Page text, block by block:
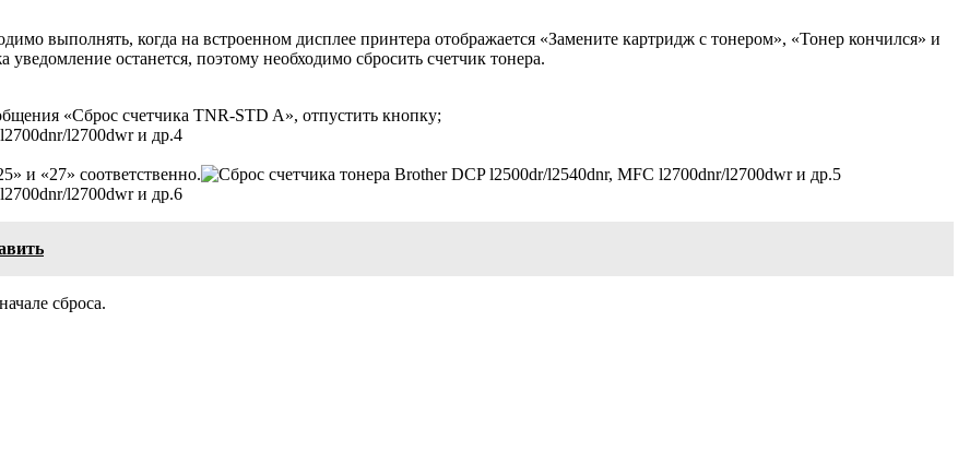
выполнять, когда на встроенном дисплее принтера отображается «Замените картридж с тонером», «Тонер кончился» и
останется, поэтому необходимо сбросить счетчик тонера.
«Сброс счетчика TNR-STD A», отпустить кнопку;
и «27» соответственно.
сброса.